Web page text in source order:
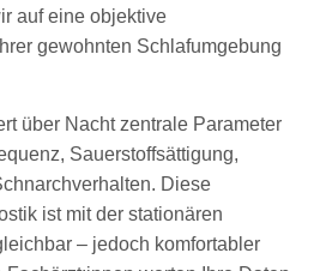
auf eine objektive
gewohnten Schlafumgebung
über Nacht zentrale Parameter
Sauerstoffsättigung,
Diese
ist mit der stationären
– jedoch komfortabler